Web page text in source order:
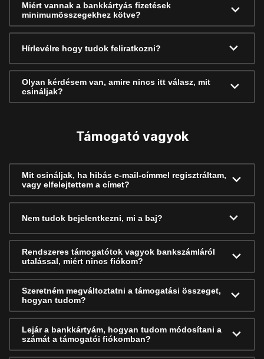
Miért vannak a bankkártyás fizetések
minimumösszegekhez kötve?
Hírlevélre hogy tudok feliratkozni?
Olyan kérdésem van, amire nincs itt válasz, mit
csináljak?
Támogató vagyok
Mit csináljak, ha hibás e-mail-címmel regisztráltam,
vagy elfelejtettem a címet?
Nem tudok bejelentkezni, mi a baj?
Rendszeres támogatótok vagyok bankszámláról
utalással, miért nincs fiókom?
Szeretném megváltoztatni a támogatási összeget,
hogyan tudom?
Lejár a bankkártyám, hogyan tudom módosítani a
számát a támogatói fiókomban?